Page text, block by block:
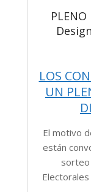
PLENO
LOS
UN
El motivo
están
sorteo